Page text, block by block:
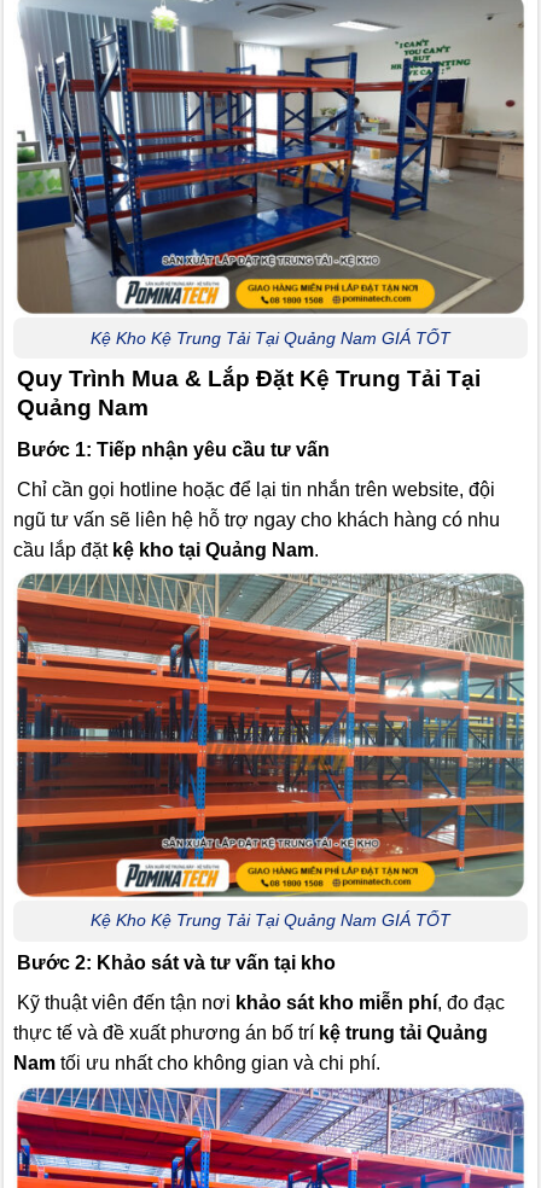
Kệ Kho Kệ Trung Tải Tại Quảng Nam GIÁ TỐT
Quy Trình Mua & Lắp Đặt Kệ Trung Tải Tại
Quảng Nam
Bước 1: Tiếp nhận yêu cầu tư vấn
Chỉ cần gọi hotline hoặc để lại tin nhắn trên website, đội
ngũ tư vấn sẽ liên hệ hỗ trợ ngay cho khách hàng có nhu
cầu lắp đặt kệ kho tại Quảng Nam.
Kệ Kho Kệ Trung Tải Tại Quảng Nam GIÁ TỐT
Bước 2: Khảo sát và tư vấn tại kho
Kỹ thuật viên đến tận nơi khảo sát kho miễn phí, đo đạc
thực tế và đề xuất phương án bố trí kệ trung tải Quảng
Nam tối ưu nhất cho không gian và chi phí.